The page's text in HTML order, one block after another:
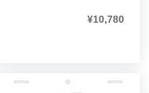
¥10,780